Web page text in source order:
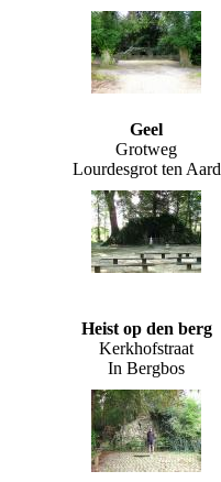
Geel
Grotweg
Lourdesgrot ten Aard
Heist op den berg
Kerkhofstraat
In Bergbos